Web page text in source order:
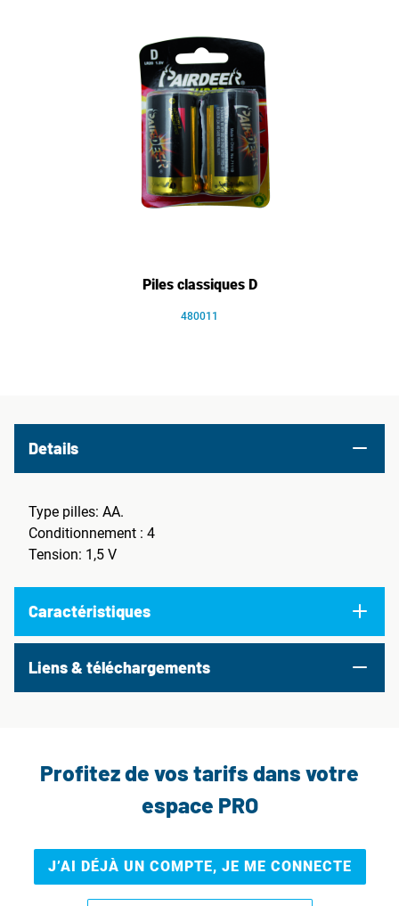
Piles classiques D
480011
Details
Type pilles: AA.
Conditionnement : 4
Tension: 1,5 V
Caractéristiques
Liens & téléchargements
Profitez de vos tarifs dans votre
espace PRO
J’AI DÉJÀ UN COMPTE, JE ME CONNECTE